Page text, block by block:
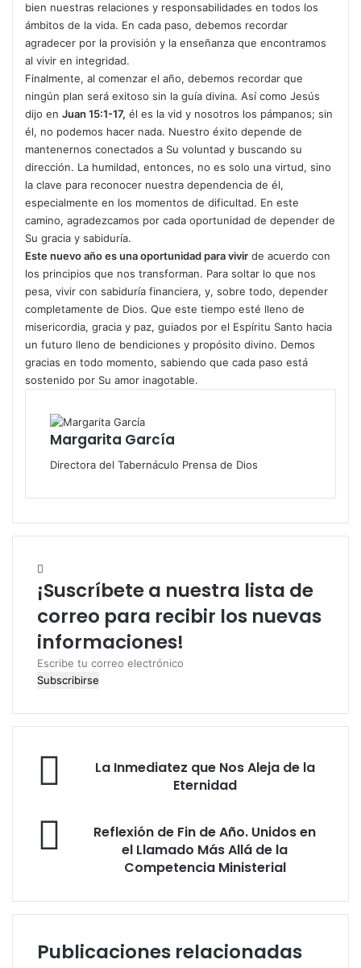
bien nuestras relaciones y responsabilidades en todos los
ámbitos de la vida. En cada paso, debemos recordar
agradecer por la provisión y la enseñanza que encontramos
al vivir en integridad.
Finalmente, al comenzar el año, debemos recordar que
ningún plan será exitoso sin la guía divina. Así como Jesús
dijo en Juan 15:1-17, él es la vid y nosotros los pámpanos; sin
él, no podemos hacer nada. Nuestro éxito depende de
mantenernos conectados a Su voluntad y buscando su
dirección. La humildad, entonces, no es solo una virtud, sino
la clave para reconocer nuestra dependencia de él,
especialmente en los momentos de dificultad. En este
camino, agradezcamos por cada oportunidad de depender de
Su gracia y sabiduría.
Este nuevo año es una oportunidad para vivir de acuerdo con
los principios que nos transforman. Para soltar lo que nos
pesa, vivir con sabiduría financiera, y, sobre todo, depender
completamente de Dios. Que este tiempo esté lleno de
misericordia, gracia y paz, guiados por el Espíritu Santo hacia
un futuro lleno de bendiciones y propósito divino. Demos
gracias en todo momento, sabiendo que cada paso está
sostenido por Su amor inagotable.
Margarita García
Directora del Tabernáculo Prensa de Dios
¡Suscríbete a nuestra lista de
correo para recibir los nuevas
informaciones!
E
s
r
i
r
o
e
e
a
m
t
q
La Inmediatez que Nos Aleja de la
Eternidad
e
n
Reflexión de Fin de Año. Unidos en
el Llamado Más Allá de la
Competencia Ministerial
Publicaciones relacionadas